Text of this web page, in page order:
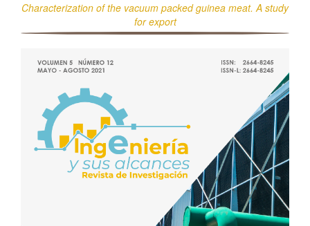
Characterization of the vacuum packed guinea meat. A study
for export
Barra
lateral
del
artículo